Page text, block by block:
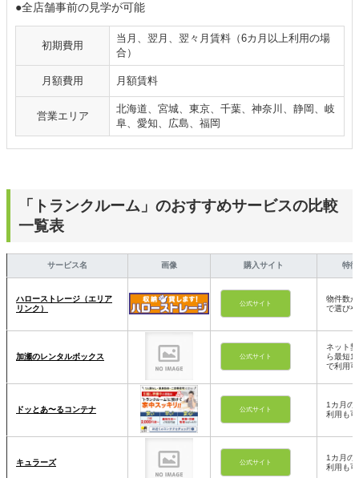
●全店舗事前の見学が可能
初期費用
当月、翌月、翌々月賃料（6カ月以上利用の場
合）
月額費用 月額賃料
営業エリア
北海道、宮城、東京、千葉、神奈川、静岡、岐
阜、愛知、広島、福岡
「トランクルーム」のおすすめサービスの比較
一覧表
サービス名 画像 購入サイト 特徴
ハローストレージ（エリア
リンク）
公式サイト
物件数
で選び
加瀬のレンタルボックス 公式サイト
ネット
ら最短
で利用
ドッとあ〜るコンテナ 公式サイト
1カ月の
利用も
キュラーズ 公式サイト
1カ月の
利用も